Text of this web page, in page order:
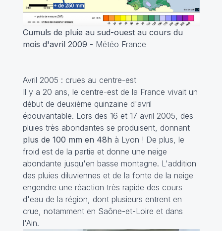
Cumuls de pluie au sud-ouest au cours du
mois d'avril 2009 - Météo France
Avril 2005 : crues au centre-est
Il y a 20 ans, le centre-est de la France vivait un
début de deuxième quinzaine d'avril
épouvantable. Lors des 16 et 17 avril 2005, des
pluies très abondantes se produisent, donnant
plus de 100 mm en 48h à Lyon ! De plus, le
froid est de la partie et donne une neige
abondante jusqu'en basse montagne. L'addition
des pluies diluviennes et de la fonte de la neige
engendre une réaction très rapide des cours
d'eau de la région, dont plusieurs entrent en
crue, notamment en Saône-et-Loire et dans
l'Ain.